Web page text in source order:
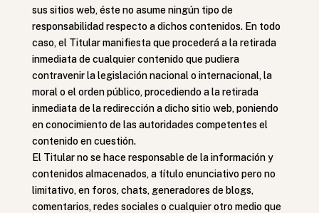
sus sitios web, éste no asume ningún tipo de
responsabilidad respecto a dichos contenidos. En todo
caso, el Titular manifiesta que procederá a la retirada
inmediata de cualquier contenido que pudiera
contravenir la legislación nacional o internacional, la
moral o el orden público, procediendo a la retirada
inmediata de la redirección a dicho sitio web, poniendo
en conocimiento de las autoridades competentes el
contenido en cuestión.
El Titular no se hace responsable de la información y
contenidos almacenados, a título enunciativo pero no
limitativo, en foros, chats, generadores de blogs,
comentarios, redes sociales o cualquier otro medio que